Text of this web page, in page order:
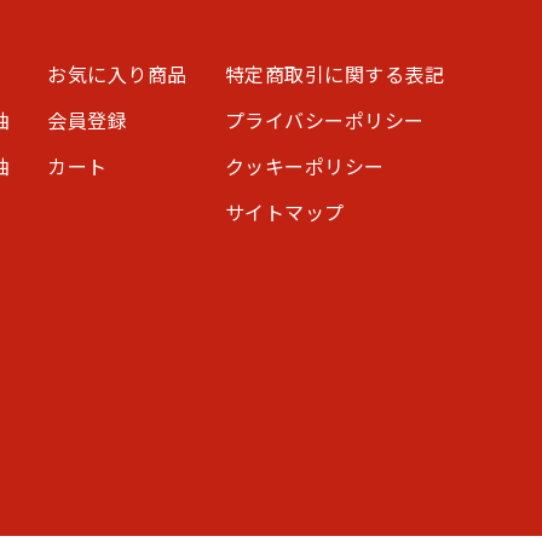
お気に入り商品
会員登録
カート
特定商取引に関する表記
プライバシーポリシー
クッキーポリシー
サイトマップ